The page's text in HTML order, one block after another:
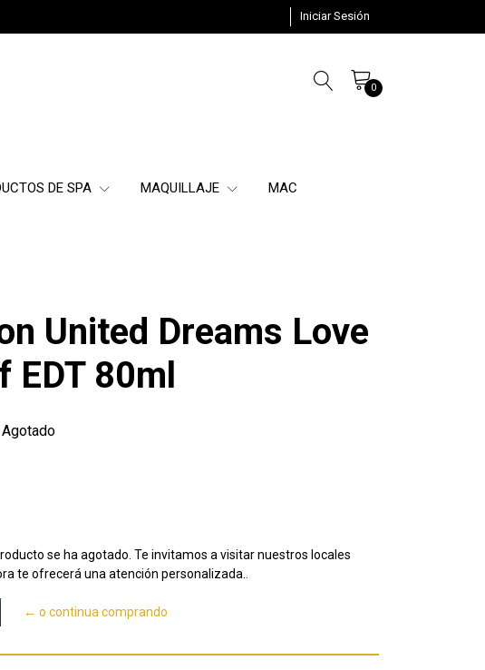
Iniciar Sesión
0
DE SPA MAQUILLAJE MAC
United Dreams Love
EDT 80ml
se ha agotado. Te invitamos a visitar nuestros locales
te ofrecerá una atención personalizada..
← o continua comprando